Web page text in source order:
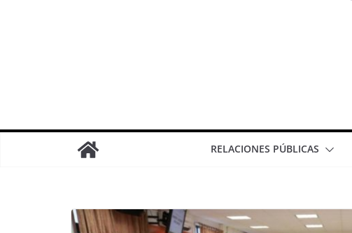
RELACIONES PÚBLICAS